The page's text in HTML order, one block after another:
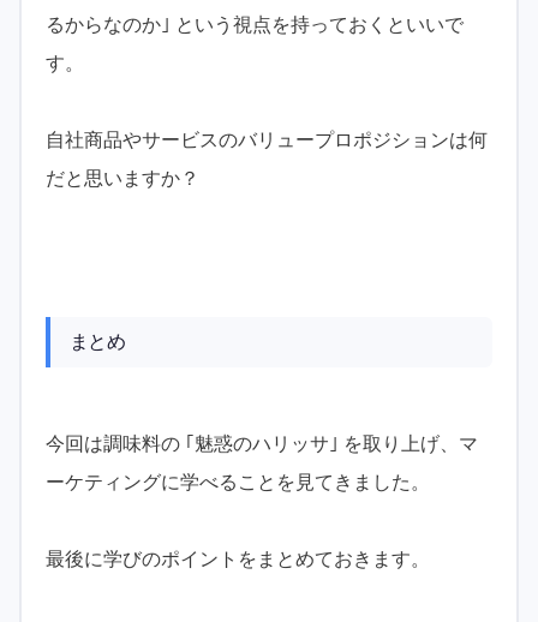
るからなのか｣ という視点を持っておくといいで
す。
自社商品やサービスのバリュープロポジションは何
だと思いますか？
まとめ
今回は調味料の ｢魅惑のハリッサ｣ を取り上げ、マ
ーケティングに学べることを見てきました。
最後に学びのポイントをまとめておきます。